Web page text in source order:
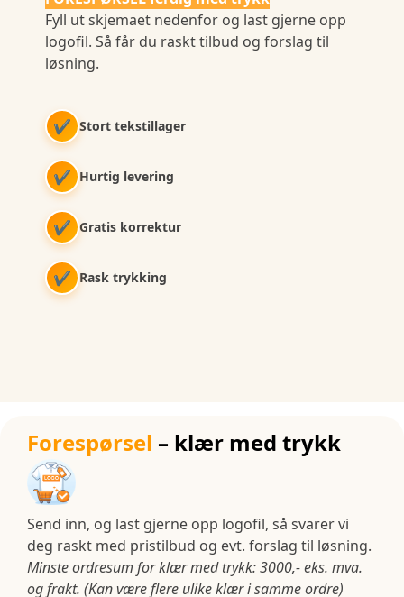
Fyll ut skjemaet nedenfor og last gjerne opp
logofil. Så får du raskt tilbud og forslag til
løsning.
✔ Stort tekstillager
✔ Hurtig levering
✔ Gratis korrektur
✔ Rask trykking
Forespørsel – klær med trykk
Send inn, og last gjerne opp logofil, så svarer vi
deg raskt med pristilbud og evt. forslag til løsning.
Minste ordresum for klær med trykk: 3000,- eks. mva.
og frakt. (Kan være flere ulike klær i samme ordre)